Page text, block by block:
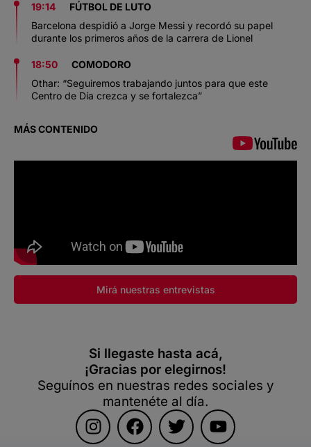
19:14
FÚTBOL DE LUTO
Barcelona despidió a Jorge Messi y recordó su papel
durante los primeros años de la carrera de Lionel
18:50
COMODORO
Othar: “Seguiremos trabajando juntos para que este
Centro de Día crezca y se fortalezca”
MÁS CONTENIDO
Mirá nuestras entrevistas
Si llegaste hasta acá,
¡Gracias por elegirnos!
Seguínos en nuestras redes sociales y
mantenéte al día.